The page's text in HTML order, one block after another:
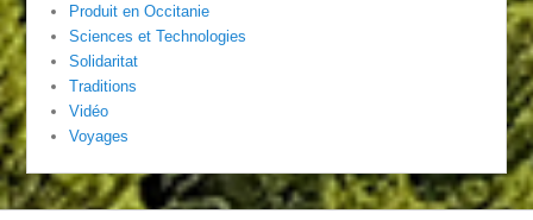
Produit en Occitanie
Sciences et Technologies
Solidaritat
Traditions
Vidéo
Voyages